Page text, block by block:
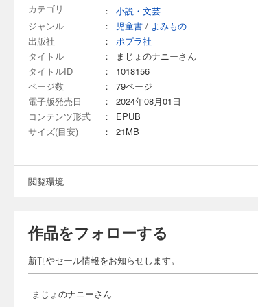
カテゴリ ：
小説・文芸
ジャンル
： 児童書 / よみもの
出版社
：
ポプラ社
タイトル
：
まじょのナニーさん
タイトルID
：
1018156
ページ数
：
79ページ
電子版発売日
：
2024年08月01日
コンテンツ形式
：
EPUB
サイズ(目安)
： 21MB
閲覧環境
作品をフォローする
新刊やセール情報をお知らせします。
まじょのナニーさん